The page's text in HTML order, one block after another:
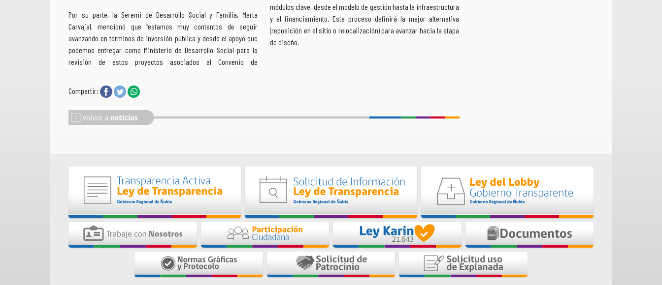
Por su parte, la Seremi de Desarrollo Social y Familia, Marta
Carvajal, mencionó que “estamos muy contentos de seguir
avanzando en términos de inversión pública y desde el apoyo que
podemos entregar como Ministerio de Desarrollo Social para la
revisión de estos proyectos asociados al Convenio de
módulos clave, desde el modelo de gestión hasta la infraestructura
y el financiamiento. Este proceso definirá la mejor alternativa
(reposición en el sitio o relocalización) para avanzar hacia la etapa
de diseño.
Compartir: